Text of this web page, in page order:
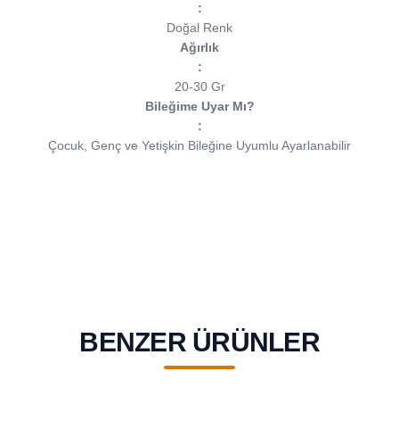
:
Doğal Renk
Ağırlık
:
20-30 Gr
Bileğime Uyar Mı?
:
Çocuk, Genç ve Yetişkin Bileğine Uyumlu Ayarlanabilir
BENZER ÜRÜNLER